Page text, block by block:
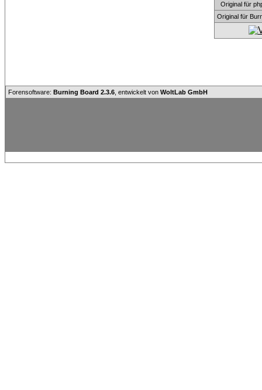
Original für
Original für
Forensoftware: Burning Board 2.3.6 , entwickelt von WoltLab GmbH